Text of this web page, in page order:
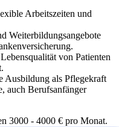
Arbeitszeiten und
Weiterbildungsangebote
von Patienten
Ausbildung als Pflegekraft
auch Berufsanfänger
3000 - 4000 € pro Monat.